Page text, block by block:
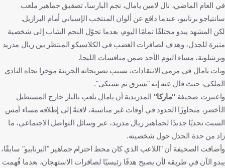
في العام الماضي، نال لامين يامال، نجم البارسا، تصفيق جماهير ملعب
سانتياجو برنابيو، عندما دافع عن ألوان المنتخب الإسباني أمام البرازيل.
لكن المشهد يبدو مختلفًا تمامًا اليوم، بعدما تحوّل النجم الشاب إلى شخصية
مثيرة للجدل، وهدف لصافرات الغضب في الكلاسيكو المنتظر بين ريال مدريد
وبرشلونة، مساء اليوم الأحد ضمن منافسات الليجا.
وبات يامال في مرمى الانتقادات، بسبب تصريحاته الجريئة مؤخرا تجاه النادي
الملكي، حيث قال عنه إنه "يسرق ثم يشتكي".
واعتبرت صحيفة "ماركا" المدريدية أن يامال يلعب بالنار خارج المستطيل
الأخضر، متجاوزًا الحدود في أوقات غير مناسبة، لافتةً إلى إطلاقه مساء أمس
السبت تحديًا جديدًا لجماهير ريال مدريد، عبر وسائل التواصل الاجتماعي، ما
زاد من حدة الجدل حول شخصيته.
وأضافت الصحيفة أن "اللاعب الذي كان محط احترام جماهير "البرنابيو" سابقًا،
يبدو الآن في طريقه لأن يصبح هدفًا رئيسيًا لصافرات الاستهجان، بعدما فُهمت